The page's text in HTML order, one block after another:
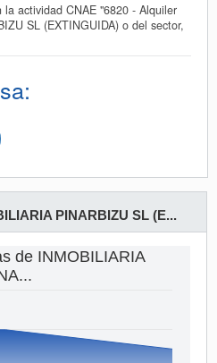
actividad CNAE "6820 - Alquiler
SL (EXTINGUIDA) o del sector,
PINARBIZU SL (E...
de INMOBILIARIA